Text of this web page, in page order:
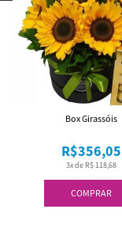
COMPRAR
3x de R$ 118,68
R$356,05
Box Girassóis